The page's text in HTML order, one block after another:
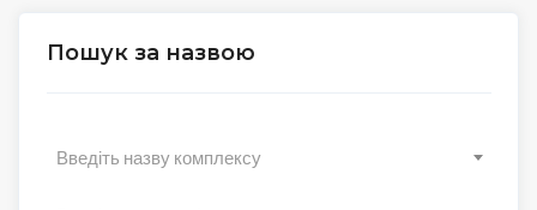
Пошук за назвою
Введіть назву комплексу